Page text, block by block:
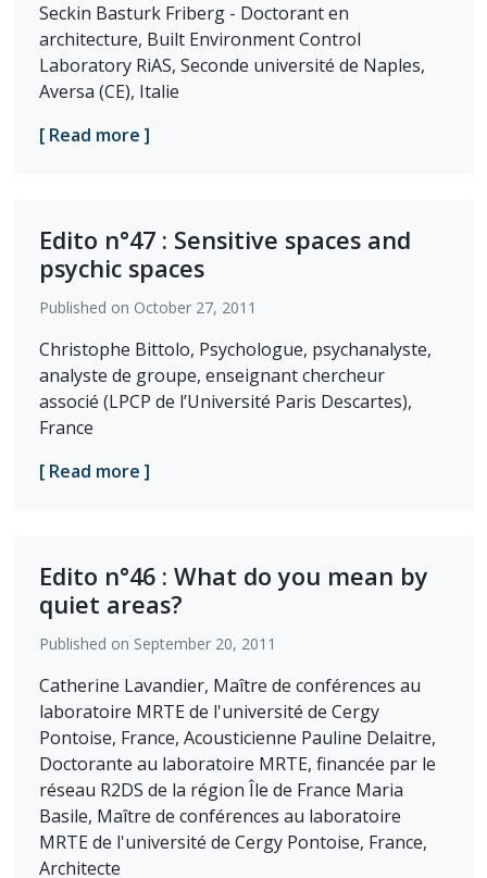
Seckin Basturk Friberg - Doctorant en
architecture, Built Environment Control
Laboratory RiAS, Seconde université de Naples,
Aversa (CE), Italie
[ Read more ]
Edito n°47 : Sensitive spaces and
psychic spaces
Published on October 27, 2011
Christophe Bittolo, Psychologue, psychanalyste,
analyste de groupe, enseignant chercheur
associé (LPCP de l’Université Paris Descartes),
France
[ Read more ]
Edito n°46 : What do you mean by
quiet areas?
Published on September 20, 2011
Catherine Lavandier, Maître de conférences au
laboratoire MRTE de l'université de Cergy
Pontoise, France, Acousticienne Pauline Delaitre,
Doctorante au laboratoire MRTE, financée par le
réseau R2DS de la région Île de France Maria
Basile, Maître de conférences au laboratoire
MRTE de l'université de Cergy Pontoise, France,
Architecte